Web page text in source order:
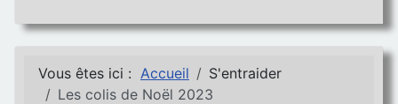
Vous êtes ici : Accueil
S'entraider
Les colis de Noël 2023